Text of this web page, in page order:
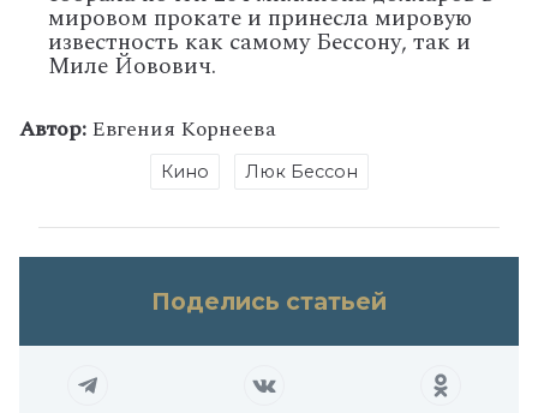
мировом прокате и принесла мировую
известность как самому Бессону, так и
Миле Йовович.
Автор:Евгения Корнеева
Кино Люк Бессон
Поделись статьей